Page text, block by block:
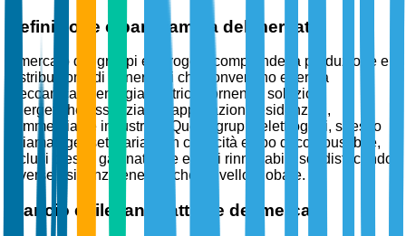
Definizione e panoramica del mercato
Il mercato dei gruppi elettrogeni comprende la produzione e
distribuzione di generatori che convertono energia
meccanica in energia elettrica, fornendo soluzioni
energetiche essenziali in applicazioni residenziali,
commerciali e industriali. Questi gruppi elettrogeni, spesso
chiamati genset, variano in capacità e tipo di combustibile,
inclusi diesel, gas naturale e fonti rinnovabili, soddisfacendo
diverse esigenze energetiche a livello globale.
Slancio e rilevanza attuale del mercato